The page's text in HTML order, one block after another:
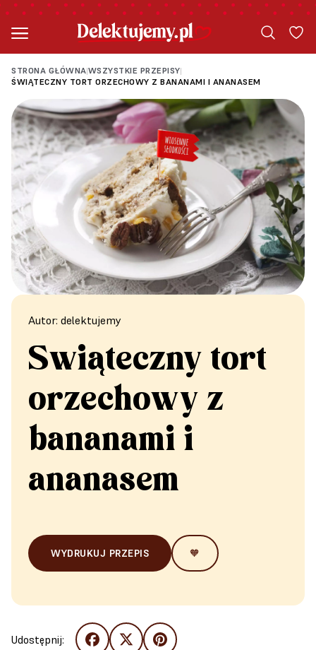
STRONA GŁÓWNA|WSZYSTKIE PRZEPISY|
ŚWIĄTECZNY TORT ORZECHOWY Z BANANAMI I ANANASEM
Autor: delektujemy
Świąteczny tort
orzechowy z
bananami i
ananasem
WYDRUKUJ PRZEPIS 🧡
Udostępnij: